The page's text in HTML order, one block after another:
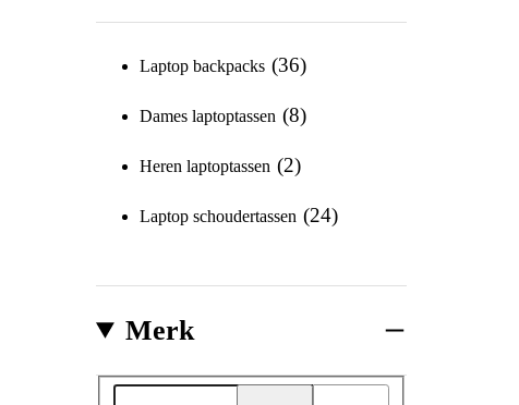
Laptop backpacks 36
Dames laptoptassen 8
Heren laptoptassen 2
Laptop schoudertassen 24
Merk
Merk